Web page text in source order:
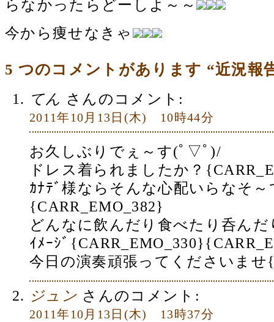
らなかったらどーしよ～～
今から痩せなきゃ
5 つのコメントがあります “近況報
てん さんのコメント:
2011年10月13日(木) 10時44分
お久しぶりでぇ～す(ﾟ▽ﾟ)/
ドレス着られましたか？
ｶﾅﾃﾞ様ならそんな心配いらなそ～
{CARR_EMO_382}
どんなに飲んだり食べたり呑ん
ｲﾒｰｼﾞ
今日の演奏頑張ってくださいませ
ジュン さんのコメント:
2011年10月13日(木) 13時37分